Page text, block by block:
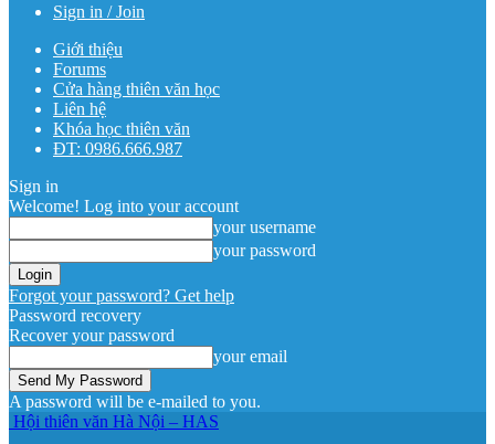
Sign in / Join
Giới thiệu
Forums
Cửa hàng thiên văn học
Liên hệ
Khóa học thiên văn
ĐT: 0986.666.987
Sign in
Welcome! Log into your account
your username
your password
Forgot your password? Get help
Password recovery
Recover your password
your email
A password will be e-mailed to you.
Hội thiên văn Hà Nội – HAS